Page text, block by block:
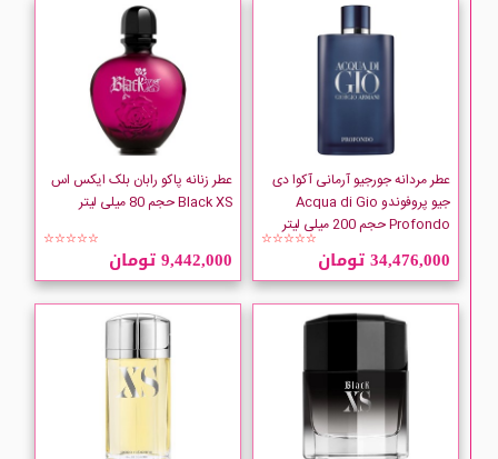
BENTLEY
Beyonce
Bijan
Boulevard
Britney-Spears
BURBERRY
BVLGARI
Calvin Klein
عطر مردانه جورجیو آرمانی آکوا دی
جیو پروفوندو Acqua di Gio
Profondo حجم 200 میلی لیتر
☆☆☆☆☆
34,476,000 تومان
عطر زنانه پاکو رابان بلک ایکس اس
Black XS حجم 80 میلی لیتر
☆☆☆☆☆
9,442,000 تومان